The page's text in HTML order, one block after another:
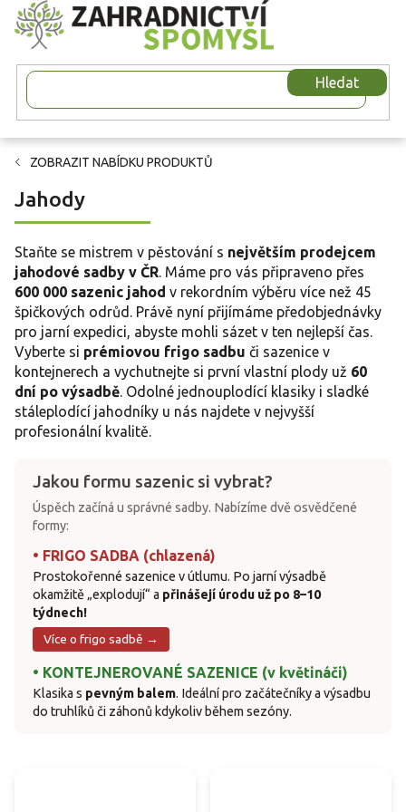
Přejít
na
obsah
Hledat
ZOBRAZIT NABÍDKU PRODUKTŮ
Jahody
Staňte se mistrem v pěstování s největším prodejcem
jahodové sadby v ČR . Máme pro vás připraveno přes
600 000 sazenic jahod v rekordním výběru více než 45
špičkových odrůd. Právě nyní přijímáme předobjednávky
pro jarní expedici, abyste mohli sázet v ten nejlepší čas.
Vyberte si prémiovou frigo sadbu či sazenice v
kontejnerech a vychutnejte si první vlastní plody už 60
dní po výsadbě . Odolné jednouplodící klasiky i sladké
stáleplodící jahodníky u nás najdete v nejvyšší
profesionální kvalitě.
Jakou formu sazenic si vybrat?
Úspěch začíná u správné sadby. Nabízíme dvě osvědčené
formy:
• FRIGO SADBA (chlazená)
Prostokořenné sazenice v útlumu. Po jarní výsadbě
okamžitě „explodují“ a přinášejí úrodu už po 8–10
týdnech!
Více o frigo sadbě →
• KONTEJNEROVANÉ SAZENICE (v květináči)
Klasika s pevným balem. Ideální pro začátečníky a výsadbu
do truhlíků či záhonů kdykoliv během sezóny.